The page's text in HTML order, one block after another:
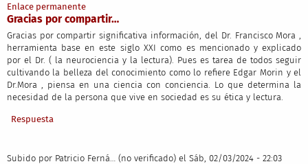
Enlace permanente
Gracias por compartir…
Gracias por compartir significativa información, del Dr. Francisco Mora ,
herramienta base en este siglo XXI como es mencionado y explicado
por el Dr. ( la neurociencia y la lectura). Pues es tarea de todos seguir
cultivando la belleza del conocimiento como lo refiere Edgar Morin y el
Dr.Mora , piensa en una ciencia con conciencia. Lo que determina la
necesidad de la persona que vive en sociedad es su ética y lectura.
Respuesta
Subido por Patricio Ferná… (no verificado) el Sáb, 02/03/2024 - 22:03